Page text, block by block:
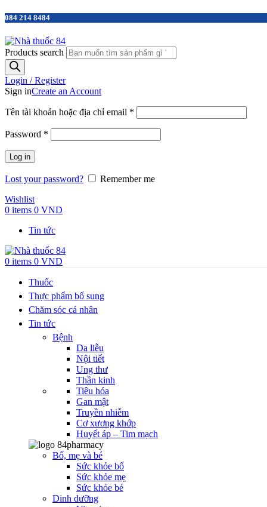
084 214 8484
Products search
Login / Register
Sign inCreate an Account
Tên tài khoản hoặc địa chỉ email *
Password *
Log in
Lost your password?
Remember me
Wishlist
0 items 0 VND
Tin tức
0 items 0 VND
Thuốc
Thực phẩm bổ sung
Chăm sóc cá nhân
Tin tức
Bệnh
Da liễu
Nội tiết
Ung thư
Thần kinh
Tiêu hóa
Gan mật
Truyền nhiễm
Cơ xương khớp
Huyết áp – Tim mạch
Bố, mẹ và bé
Sức khỏe bố
Sức khỏe mẹ
Sức khỏe bé
Dinh dưỡng